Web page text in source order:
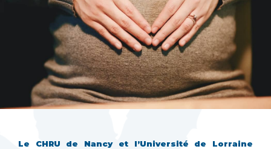
Le CHRU de Nancy et l’Université de Lorraine